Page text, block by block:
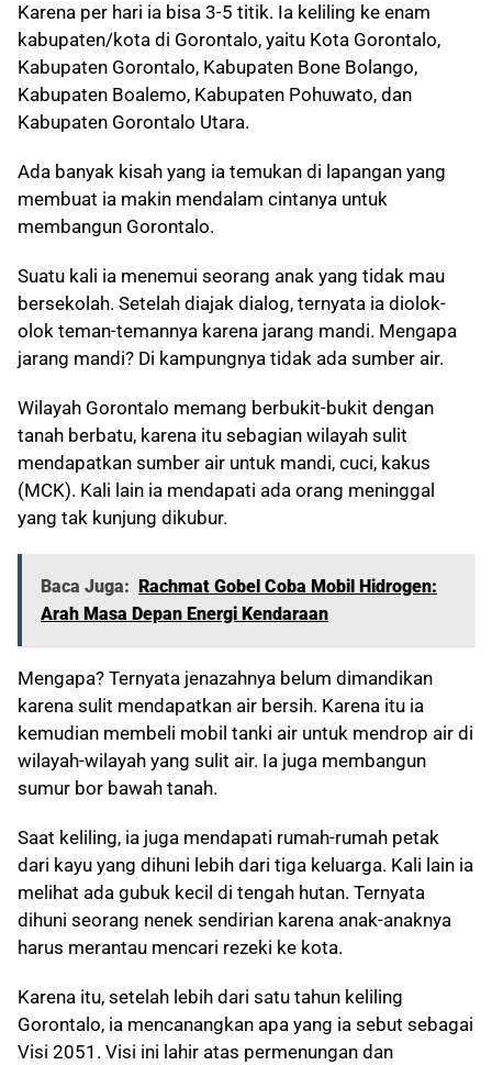
Karena per hari ia bisa 3-5 titik. Ia keliling ke enam
kabupaten/kota di Gorontalo, yaitu Kota Gorontalo,
Kabupaten Gorontalo, Kabupaten Bone Bolango,
Kabupaten Boalemo, Kabupaten Pohuwato, dan
Kabupaten Gorontalo Utara.
Ada banyak kisah yang ia temukan di lapangan yang
membuat ia makin mendalam cintanya untuk
membangun Gorontalo.
Suatu kali ia menemui seorang anak yang tidak mau
bersekolah. Setelah diajak dialog, ternyata ia diolok-
olok teman-temannya karena jarang mandi. Mengapa
jarang mandi? Di kampungnya tidak ada sumber air.
Wilayah Gorontalo memang berbukit-bukit dengan
tanah berbatu, karena itu sebagian wilayah sulit
mendapatkan sumber air untuk mandi, cuci, kakus
(MCK). Kali lain ia mendapati ada orang meninggal
yang tak kunjung dikubur.
Baca Juga: Rachmat Gobel Coba Mobil Hidrogen:
Arah Masa Depan Energi Kendaraan
Mengapa? Ternyata jenazahnya belum dimandikan
karena sulit mendapatkan air bersih. Karena itu ia
kemudian membeli mobil tanki air untuk mendrop air di
wilayah-wilayah yang sulit air. Ia juga membangun
sumur bor bawah tanah.
Saat keliling, ia juga mendapati rumah-rumah petak
dari kayu yang dihuni lebih dari tiga keluarga. Kali lain ia
melihat ada gubuk kecil di tengah hutan. Ternyata
dihuni seorang nenek sendirian karena anak-anaknya
harus merantau mencari rezeki ke kota.
Karena itu, setelah lebih dari satu tahun keliling
Gorontalo, ia mencanangkan apa yang ia sebut sebagai
Visi 2051. Visi ini lahir atas permenungan dan